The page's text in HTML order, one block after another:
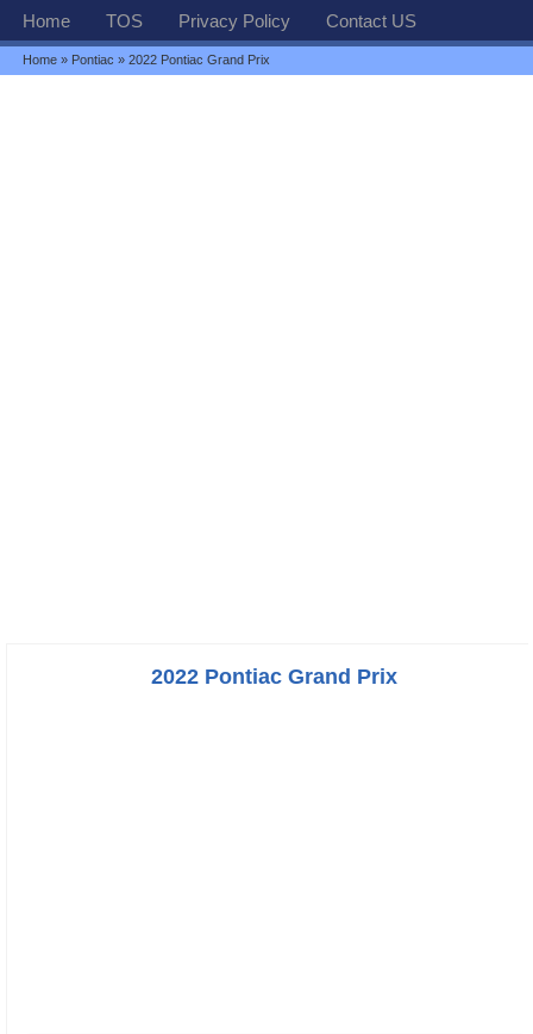
Home TOS Privacy Policy Contact US
Home » Pontiac » 2022 Pontiac Grand Prix
2022 Pontiac Grand Prix